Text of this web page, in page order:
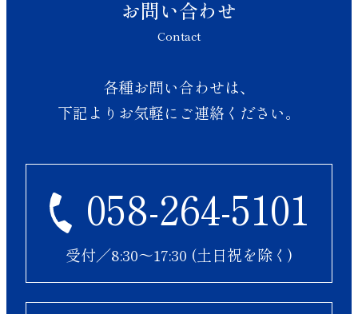
お問い合わせ
Contact
各種お問い合わせは、
下記よりお気軽にご連絡ください。
058-264-5101
受付／8:30〜17:30 (土日祝を除く)